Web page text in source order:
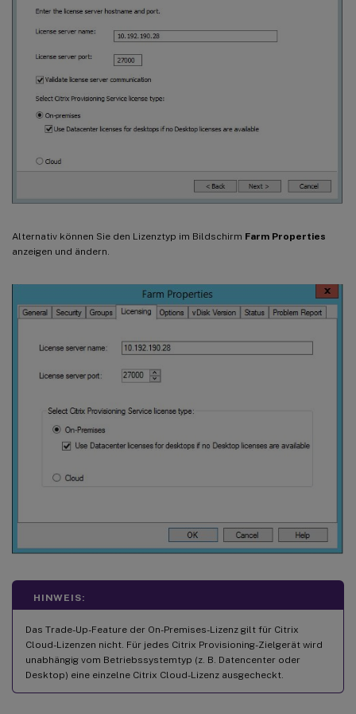
Alternativ können Sie den Lizenztyp im Bildschirm Farm Properties
anzeigen und ändern.
HINWEIS:
Das Trade-Up-Feature der On-Premises-Lizenz gilt für Citrix
Cloud-Lizenzen nicht. Für jedes Citrix Provisioning-Zielgerät wird
unabhängig vom Betriebssystemtyp (z. B. Datencenter oder
Desktop) eine einzelne Citrix Cloud-Lizenz ausgecheckt.